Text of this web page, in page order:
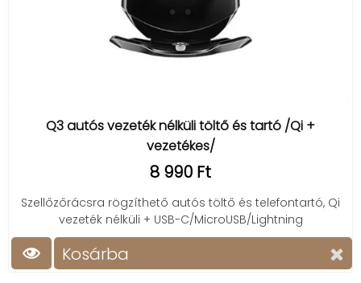
Q3 autós vezeték nélküli töltő és tartó /Qi +
vezetékes/
8 990 Ft
Szellőzőrácsra rögzíthető autós töltő és telefontartó, Qi
vezeték nélküli + USB-C/MicroUSB/Lightning
Kosárba